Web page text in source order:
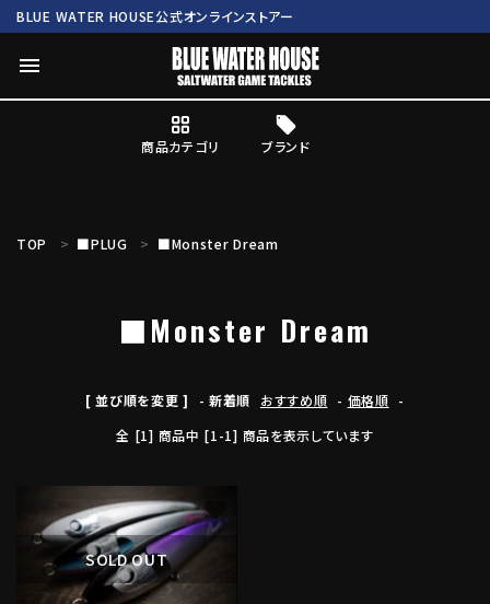
BLUE WATER HOUSE公式オンラインストアー
menu
商品カテゴリ ブランド
BWH ORIGINAL ITEM ROD
商品カテゴリ
TOP ■PLUG ■Monster Dream
■Monster Dream
[ 並び順を変更 ] -新着順 おすすめ順 - 価格順 -
全 [1] 商品中 [1-1] 商品を表示しています
SOLD OUT
favorite